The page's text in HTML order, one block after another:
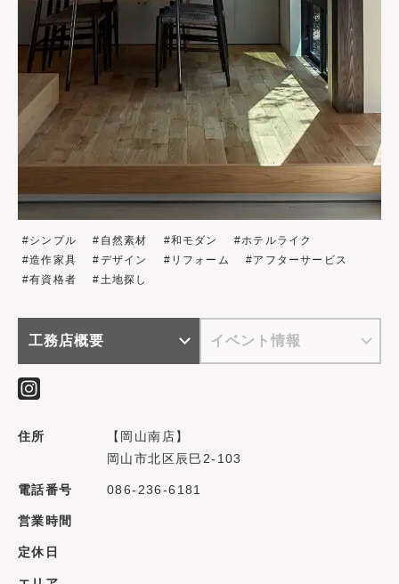
シンプル 自然素材 和モダン
ホテルライク
造作家具
デザイン リフォーム
アフターサービス
有資格者
土地探し
工務店概要 イベント情報
住所
【岡山南店】
岡山市北区辰巳2-103
電話番号 086-236-6181
営業時間
定休日